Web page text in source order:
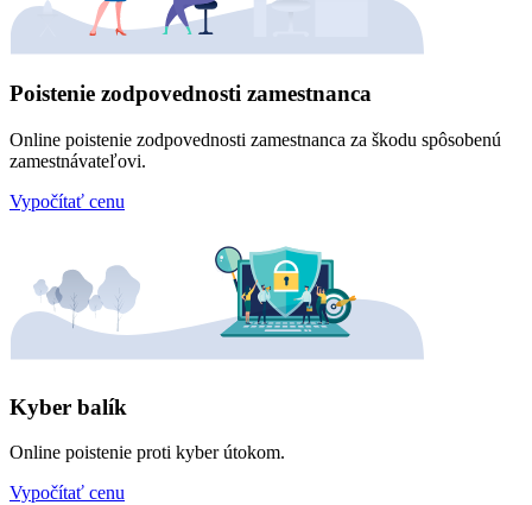
Poistenie zodpovednosti zamestnanca
Online poistenie zodpovednosti zamestnanca za škodu spôsobenú
zamestnávateľovi.
Vypočítať cenu
Kyber balík
Online poistenie proti kyber útokom.
Vypočítať cenu